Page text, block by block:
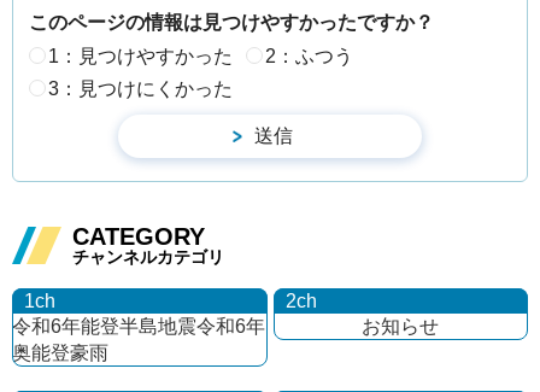
このページの情報は見つけやすかったですか？
1：見つけやすかった
2：ふつう
3：見つけにくかった
CATEGORY
チャンネルカテゴリ
1ch
令和6年能登半島地震令和6年
奥能登豪雨
2ch
お知らせ